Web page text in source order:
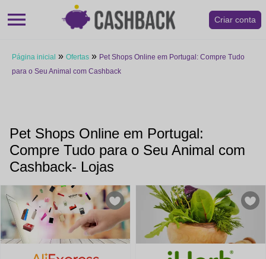
menu Criar conta
Página inicial » Ofertas » Pet Shops Online em Portugal: Compre Tudo
para o Seu Animal com Cashback
Pet Shops Online em Portugal:
Compre Tudo para o Seu Animal com
Cashback- Lojas